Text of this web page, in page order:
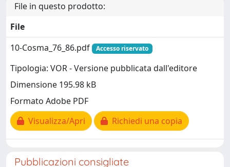
File in questo prodotto:
File
10-Cosma_76_86.pdf
Accesso riservato
Tipologia: VOR - Versione pubblicata dall'editore
Dimensione 195.98 kB
Formato Adobe PDF
Visualizza/Apri
Richiedi una copia
Pubblicazioni consigliate